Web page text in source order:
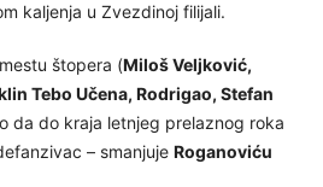
kaljenja u Zvezdinoj filijali.
štopera (Miloš Veljković,
Tebo Učena, Rodrigao, Stefan
da do kraja letnjeg prelaznog roka
– smanjuje Roganoviću